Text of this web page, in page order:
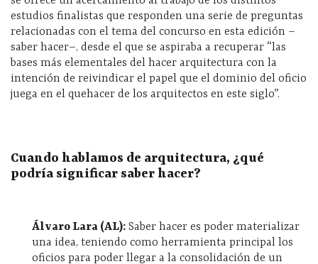
estudios finalistas que responden una serie de preguntas
relacionadas con el tema del concurso en esta edición –
saber hacer–, desde el que se aspiraba a recuperar “las
bases más elementales del hacer arquitectura con la
intención de reivindicar el papel que el dominio del oficio
juega en el quehacer de los arquitectos en este siglo”.
Cuando hablamos de arquitectura, ¿qué
podría significar saber hacer?
Álvaro Lara (AL): Saber hacer es poder materializar
una idea, teniendo como herramienta principal los
oficios para poder llegar a la consolidación de un